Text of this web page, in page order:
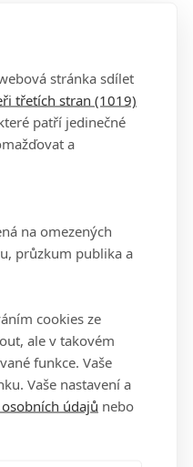
stránka sdílet
třetích stran (1019)
patří jedinečné
a
na omezených
průzkum publika a
cookies ze
ale v takovém
funkce. Vaše
Vaše nastavení a
údajů nebo